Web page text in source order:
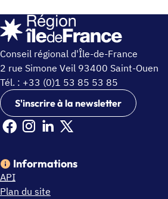
Conseil régional d'Île-de-France
2 rue Simone Veil 93400 Saint-Ouen
Tél. : +33 (0)1 53 85 53 85
S'inscrire à la newsletter
Facebook Ile de France (nouvelle
Instagram Ile de France
Linkedin Ile de France
X Ile de France
Informations
API
Plan du site